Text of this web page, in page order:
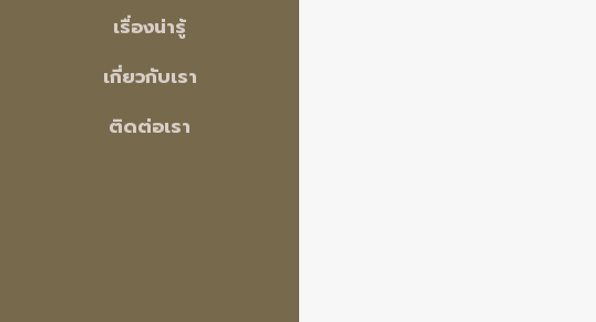
เรื่องน่ารู้
เกี่ยวกับเรา
ติดต่อเรา